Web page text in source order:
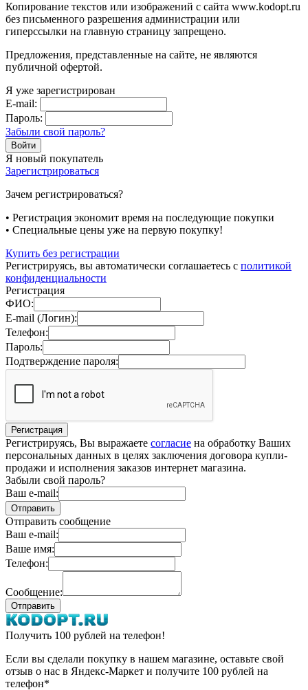
Копирование текстов или изображений с сайта www.kodopt.ru
без письменного разрешения администрации или
гиперссылки на главную страницу запрещено.
Предложения, представленные на сайте, не являются
публичной офертой.
Я уже зарегистрирован
E-mail:
Пароль:
Забыли свой пароль?
Я новый покупатель
Зарегистрироваться
Зачем регистрироваться?
• Регистрация экономит время на последующие покупки
• Специальные цены уже на первую покупку!
Купить без регистрации
Регистрируясь, вы автоматически соглашаетесь с политикой
конфиденциальности
Регистрация
ФИО:
E-mail (Логин):
Телефон:
Пароль:
Подтверждение пароля:
Регистрируясь, Вы выражаете согласие на обработку Ваших
персональных данных в целях заключения договора купли-
продажи и исполнения заказов интернет магазина.
Забыли свой пароль?
Ваш e-mail:
Отправить сообщение
Ваш e-mail:
Ваше имя:
Телефон:
Сообщение:
Получить 100 рублей на телефон!
Если вы сделали покупку в нашем магазине, оставьте свой
отзыв о нас в Яндекс-Маркет и получите 100 рублей на
телефон*